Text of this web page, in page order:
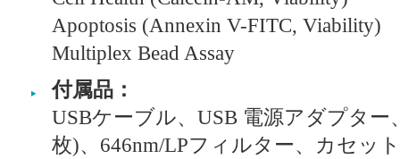
Apoptosis (Annexin V-FITC, Viability)
Multiplex Bead Assay
付属品：
USBケーブル、USB 電源アダプター
枚)、646nm/LPフィルター、カセッ